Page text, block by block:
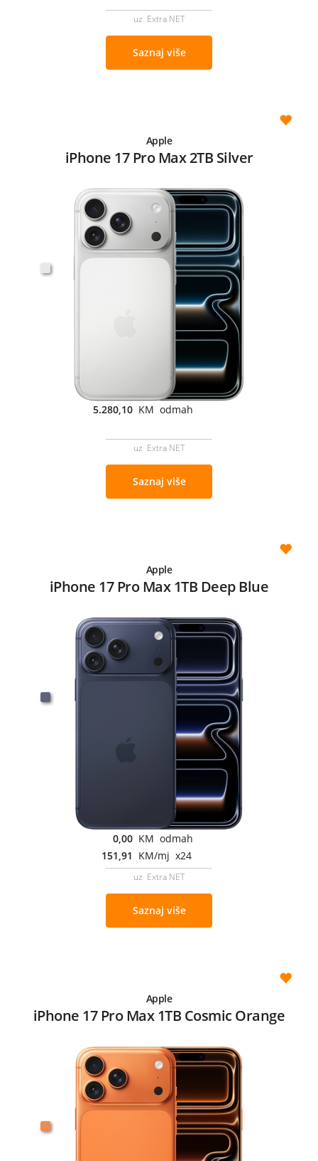
uz Extra NET
Saznaj više
Apple
iPhone 17 Pro Max 2TB Silver
5.280,10 KM odmah
uz Extra NET
Saznaj više
Apple
iPhone 17 Pro Max 1TB Deep Blue
0,00 KM odmah
151,91 KM/mj x24
uz Extra NET
Saznaj više
Apple
iPhone 17 Pro Max 1TB Cosmic Orange